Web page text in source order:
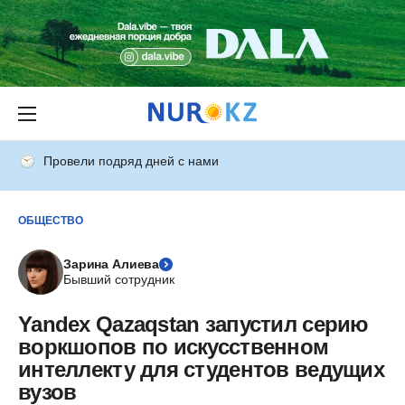
Провели подряд дней с нами
ОБЩЕСТВО
Зарина Алиева
Бывший сотрудник
Yandex Qazaqstan запустил серию
воркшопов по искусственном
интеллекту для студентов ведущих
вузов